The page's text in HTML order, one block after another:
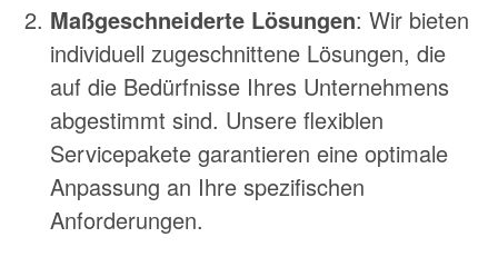
Maßgeschneiderte Lösungen: Wir bieten
individuell zugeschnittene Lösungen, die
auf die Bedürfnisse Ihres Unternehmens
abgestimmt sind. Unsere flexiblen
Servicepakete garantieren eine optimale
Anpassung an Ihre spezifischen
Anforderungen.